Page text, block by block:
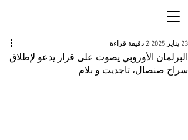
البرلمان الأوروبي يصوت على قرار يدعو لإطلاق
سراح صنصال، تاجديت و بلام
23 يناير 2025 2 دقيقة قراءة